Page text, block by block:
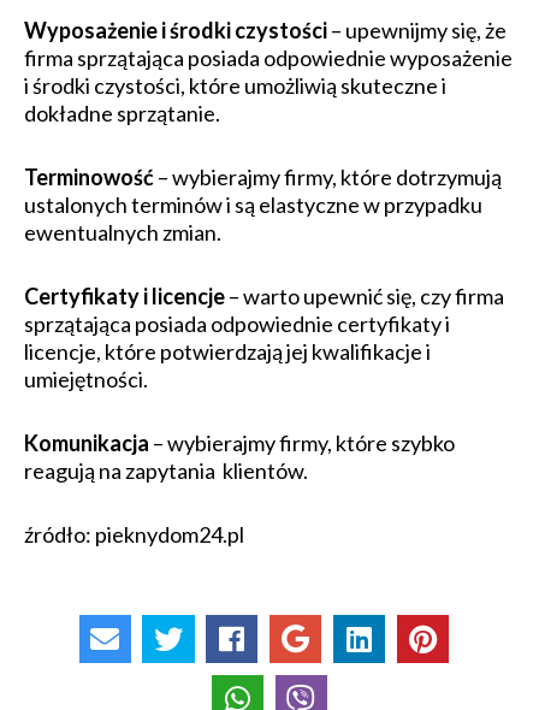
Wyposażenie i środki czystości– upewnijmy się, że
firma sprzątająca posiada odpowiednie wyposażenie
i środki czystości, które umożliwią skuteczne i
dokładne sprzątanie.
Terminowość– wybierajmy firmy, które dotrzymują
ustalonych terminów i są elastyczne w przypadku
ewentualnych zmian.
Certyfikaty i licencje– warto upewnić się, czy firma
sprzątająca posiada odpowiednie certyfikaty i
licencje, które potwierdzają jej kwalifikacje i
umiejętności.
Komunikacja – wybierajmy firmy, które szybko
reagują na zapytania klientów.
źródło: pieknydom24.pl